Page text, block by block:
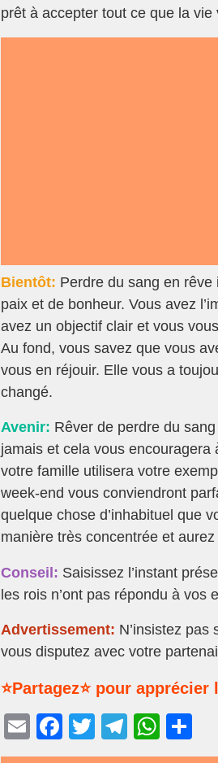
prêt à accepter tout ce que la vie
Bientôt: Perdre du sang en
paix et de bonheur. Vous avez
avez un objectif clair et vous
Au fond, vous savez que vous
vous en réjouir. Elle vous a
changé.
Avenir: Rêver de perdre du
jamais et cela vous encouragera
votre famille utilisera votre
week-end vous conviendront
quelque chose d’inhabituel que
manière très concentrée et
Conseil: Saisissez l’instant
les rois n’ont pas répondu à vos
Advertissement: N’insistez pas
vous disputez avec votre
⭐Partagez⭐ pour
E
m
F
a
T
wi
T
el
W
h
ar